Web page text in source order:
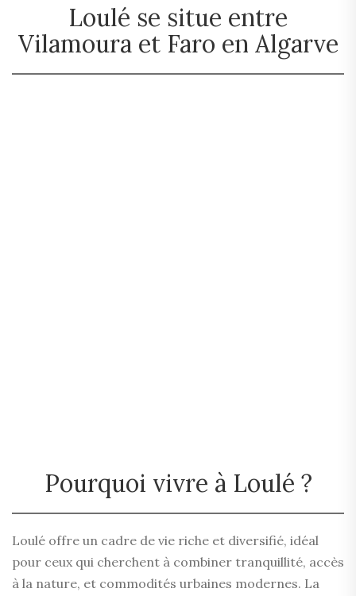
Loulé se situe entre
Vilamoura et Faro en Algarve
Pourquoi vivre à Loulé ?
Loulé offre un cadre de vie riche et diversifié, idéal
pour ceux qui cherchent à combiner tranquillité, accès
à la nature, et commodités urbaines modernes. La